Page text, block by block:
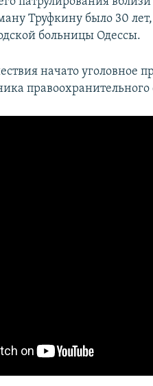
Труфкину было 30 лет,
больницы Одессы.
начато уголовное
правоохранительного